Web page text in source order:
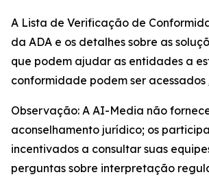
A Lista de Verificação de
da ADA e os detalhes sobre as
que podem ajudar as entidades a
conformidade podem ser acessados
Observação: A AI-Media não
aconselhamento jurídico; os
incentivados a consultar suas
perguntas sobre interpretação